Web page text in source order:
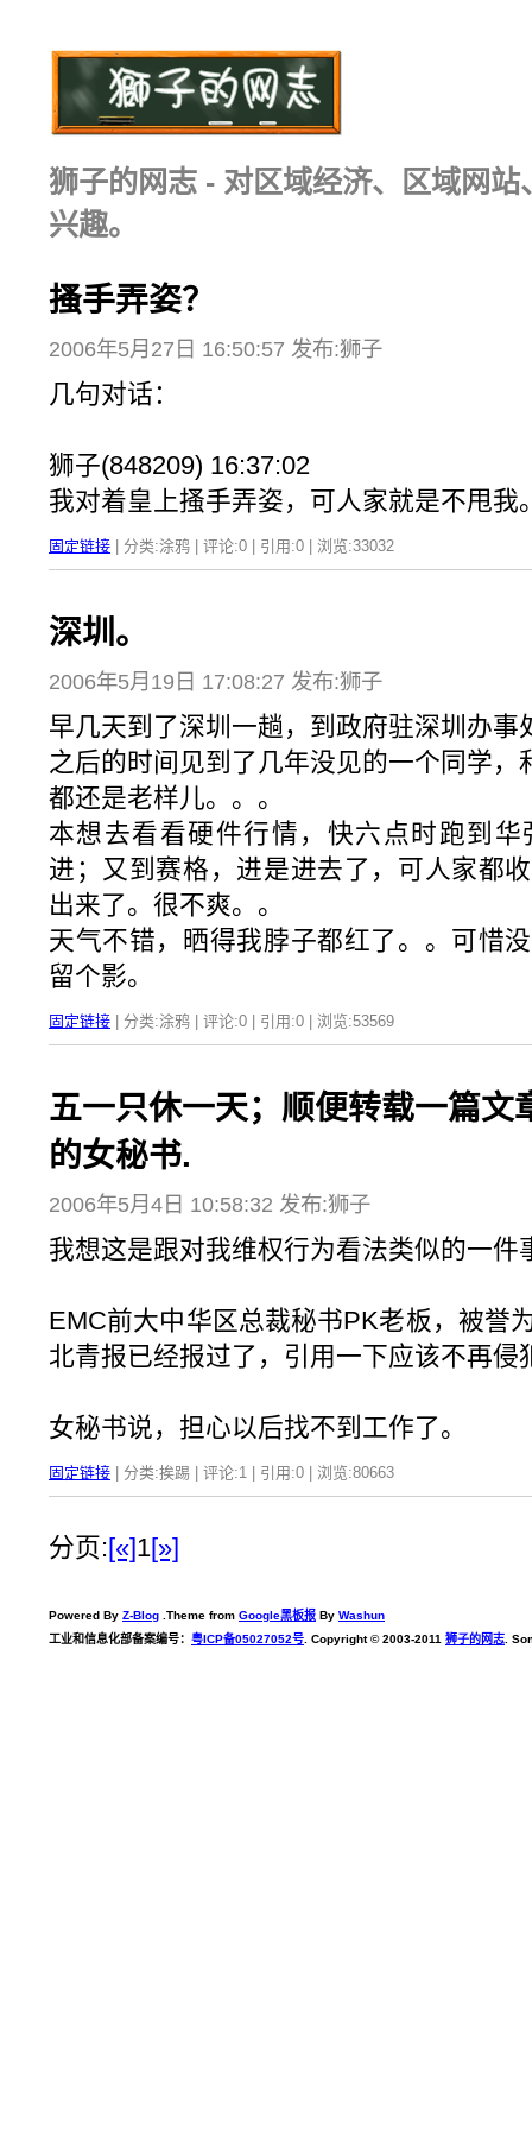
狮子的网志 - 对区域经济、区域网
兴趣。
搔手弄姿？
2006年5月27日 16:50:57 发布:狮子
几句对话：
狮子(848209) 16:37:02
我对着皇上搔手弄姿，可人家就是不甩
固定链接 | 分类:涂鸦 | 评论:0 | 引用:0 | 浏览:33032
深圳。
2006年5月19日 17:08:27 发布:狮子
早几天到了深圳一趟，到政府驻深圳办事
之后的时间见到了几年没见的一个同学，
都还是老样儿。。。
本想去看看硬件行情，快六点时跑到
进；又到赛格，进是进去了，可人家都
出来了。很不爽。。
天气不错，晒得我脖子都红了。。可惜
留个影。
固定链接 | 分类:涂鸦 | 评论:0 | 引用:0 | 浏览:53569
五一只休一天；顺便转载一篇文
的女秘书.
2006年5月4日 10:58:32 发布:狮子
我想这是跟对我维权行为看法类似的一件
EMC前大中华区总裁秘书PK老板，被誉
北青报已经报过了，引用一下应该不再侵
女秘书说，担心以后找不到工作了。
固定链接 | 分类:挨踢 | 评论:1 | 引用:0 | 浏览:80663
分页:[«]1[»]
Powered By Z-Blog .Theme from Google黑板报 By Washun
工业和信息化部备案编号： 粤ICP备05027052号 . Copyright © 2003-2011 狮子的网志 .